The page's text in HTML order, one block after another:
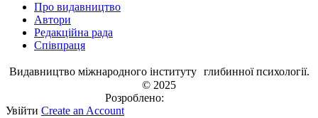
Про видавництво
Автори
Редакційна рада
Співпраця
Видавництво міжнародного інституту глибинної психології.
© 2025
Розроблено:
Увійти Create an Account